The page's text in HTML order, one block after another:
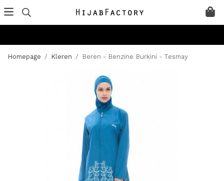
Homepage / Kleren / Beren - Benzine Burkini - Tesmay